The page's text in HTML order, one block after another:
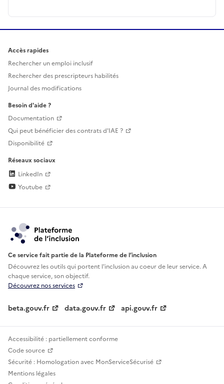
Accès rapides
Rechercher un emploi inclusif
Rechercher des prescripteurs habilités
Journal des modifications
Besoin d'aide ?
Documentation
Qui peut bénéficier des contrats d'IAE ?
Disponibilité
Réseaux sociaux
LinkedIn
Youtube
Ce service fait partie de la Plateforme de l’inclusion
Découvrez les outils qui portent l'inclusion aucoeur de leur service. A
chaque service, son objectif.
Découvrez nos services
beta.gouv.fr data.gouv.fr api.gouv.fr
Accessibilité : partiellement conforme
Code source
Sécurité : Homologation avec MonServiceSécurisé
Mentions légales